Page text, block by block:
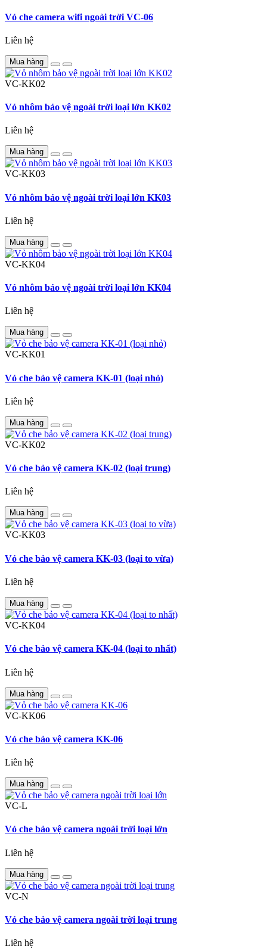
Vỏ che camera wifi ngoài trời VC-06
Liên hệ
Mua hàng
VC-KK02
Vỏ nhôm bảo vệ ngoài trời loại lớn KK02
Liên hệ
Mua hàng
VC-KK03
Vỏ nhôm bảo vệ ngoài trời loại lớn KK03
Liên hệ
Mua hàng
VC-KK04
Vỏ nhôm bảo vệ ngoài trời loại lớn KK04
Liên hệ
Mua hàng
VC-KK01
Vỏ che bảo vệ camera KK-01 (loại nhỏ)
Liên hệ
Mua hàng
VC-KK02
Vỏ che bảo vệ camera KK-02 (loại trung)
Liên hệ
Mua hàng
VC-KK03
Vỏ che bảo vệ camera KK-03 (loại to vừa)
Liên hệ
Mua hàng
VC-KK04
Vỏ che bảo vệ camera KK-04 (loại to nhất)
Liên hệ
Mua hàng
VC-KK06
Vỏ che bảo vệ camera KK-06
Liên hệ
Mua hàng
VC-L
Vỏ che bảo vệ camera ngoài trời loại lớn
Liên hệ
Mua hàng
VC-N
Vỏ che bảo vệ camera ngoài trời loại trung
Liên hệ